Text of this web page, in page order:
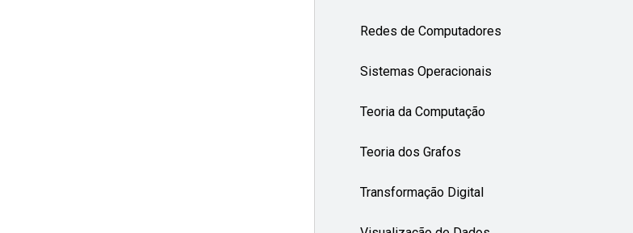
Redes de Computadores
Sistemas Operacionais
Teoria da Computação
Teoria dos Grafos
Transformação Digital